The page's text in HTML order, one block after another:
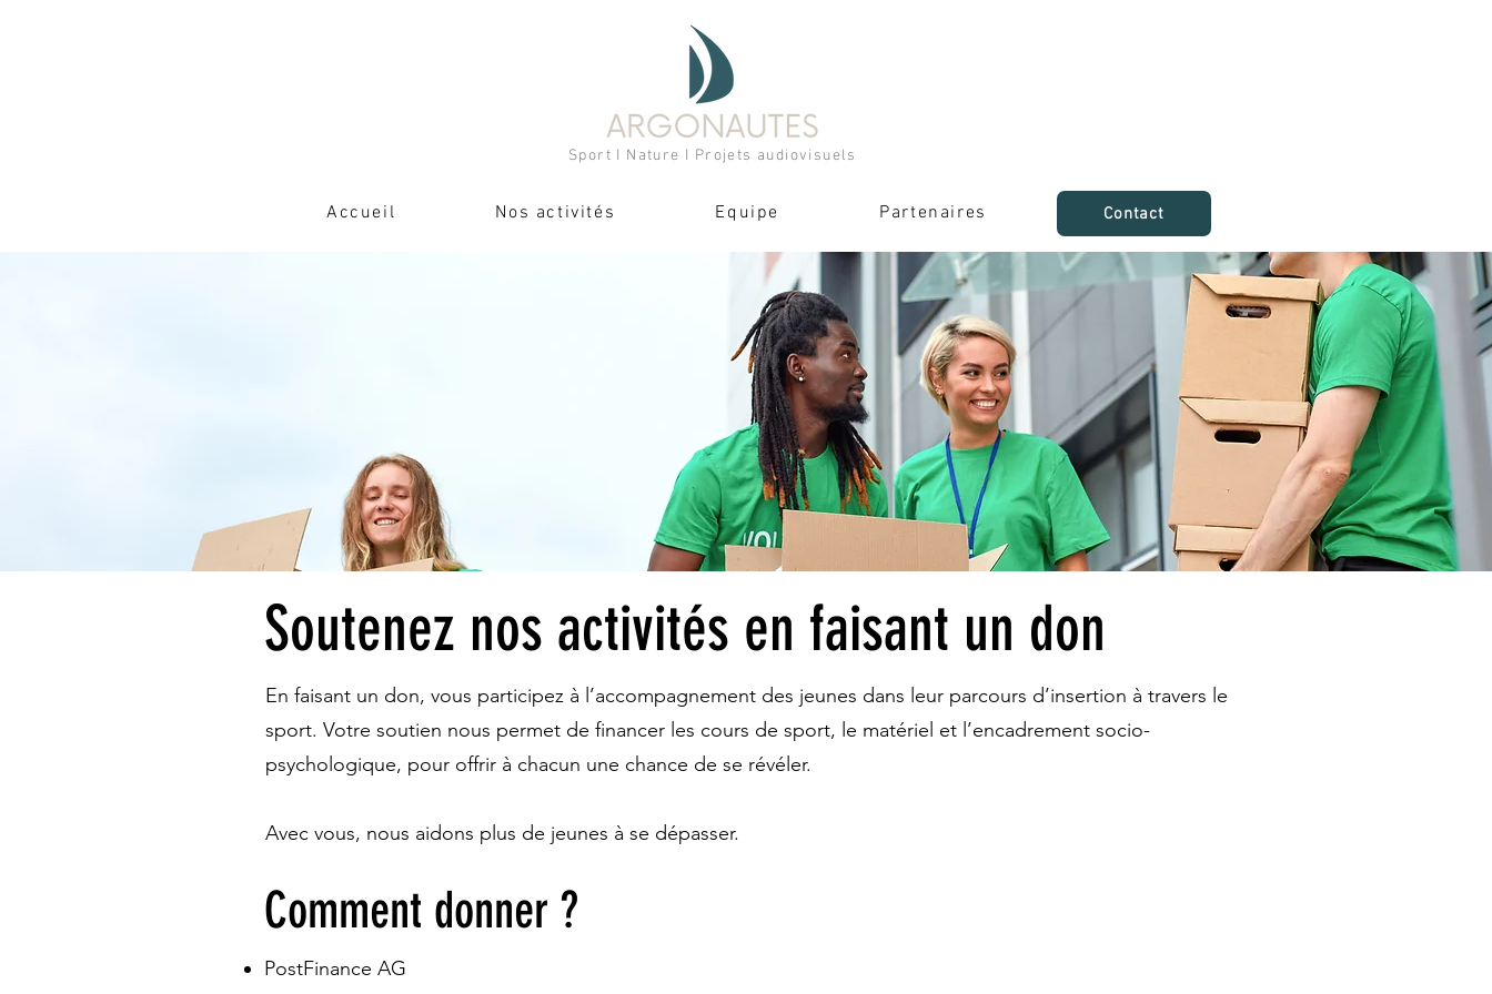
Sport I Nature I Projets audiovisuels
Accueil Nos activités Equipe Partenaires Contact
Soutenez nos activités en faisant un don
En faisant un don, vous participez à l’accompagnement des jeunes dans leur parcours d’insertion à travers le
sport. Votre soutien nous permet de financer les cours de sport, le matériel et l’encadrement socio-
psychologique, pour offrir à chacun une chance de se révéler.
Avec vous, nous aidons plus de jeunes à se dépasser.
Comment donner ?
PostFinance AG